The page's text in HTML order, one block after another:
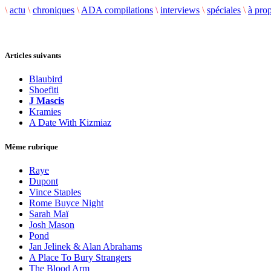
\ actu \ chroniques \ ADA compilations \ interviews \ spéciales \ à
Articles suivants
Blaubird
Shoefiti
J Mascis
Kramies
A Date With Kizmiaz
Même rubrique
Raye
Dupont
Vince Staples
Rome Buyce Night
Sarah Maï
Josh Mason
Pond
Jan Jelinek & Alan Abrahams
A Place To Bury Strangers
The Blood Arm